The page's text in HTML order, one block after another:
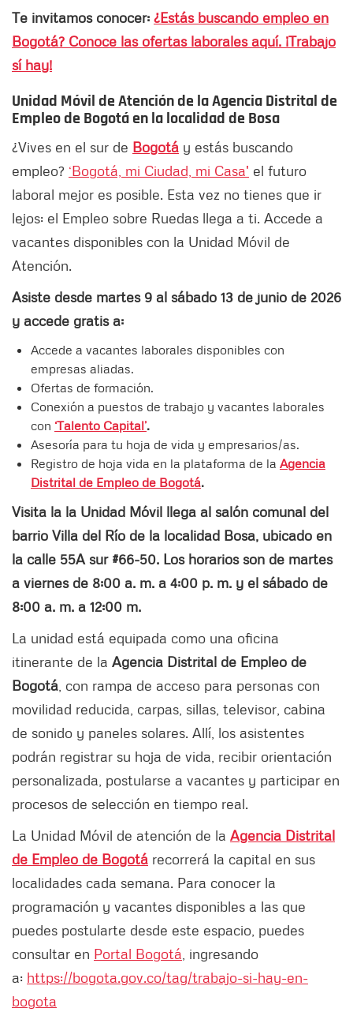
Te invitamos conocer: ¿Estás buscando empleo en
Bogotá? Conoce las ofertas laborales aquí. ¡Trabajo
sí hay!
Unidad Móvil de Atención de la Agencia Distrital de
Empleo de Bogotá en la localidad de Bosa
¿Vives en el sur de Bogotá y estás buscando
empleo? ‘Bogotá, mi Ciudad, mi Casa' el futuro
laboral mejor es posible. Esta vez no tienes que ir
lejos: el Empleo sobre Ruedas llega a ti. Accede a
vacantes disponibles con la Unidad Móvil de
Atención.
Asiste desde martes 9 al sábado 13 de junio de 2026
y accede gratis a:
Accede a vacantes laborales disponibles con
empresas aliadas.
Ofertas de formación.
Conexión a puestos de trabajo y vacantes laborales
con ‘Talento Capital’.
Asesoría para tu hoja de vida y empresarios/as.
Registro de hoja vida en la plataforma de la Agencia
Distrital de Empleo de Bogotá.
Visita la la Unidad Móvil llega al salón comunal del
barrio Villa del Río de la localidad Bosa, ubicado en
la calle 55A sur #66-50. Los horarios son de martes
a viernes de 8:00 a. m. a 4:00 p. m. y el sábado de
8:00 a. m. a 12:00 m.
La unidad está equipada como una oficina
itinerante de la Agencia Distrital de Empleo de
Bogotá , con rampa de acceso para personas con
movilidad reducida, carpas, sillas, televisor, cabina
de sonido y paneles solares. Allí, los asistentes
podrán registrar su hoja de vida, recibir orientación
personalizada, postularse a vacantes y participar en
procesos de selección en tiempo real.
La Unidad Móvil de atención de la Agencia Distrital
de Empleo de Bogotá recorrerá la capital en sus
localidades cada semana. Para conocer la
programación y vacantes disponibles a las que
puedes postularte desde este espacio, puedes
consultar en Portal Bogotá , ingresando
a: https://bogota.gov.co/tag/trabajo-si-hay-en-
bogota